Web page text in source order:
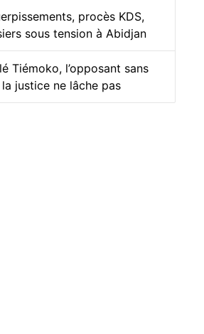
procès KDS,
sous tension à Abidjan
Tiémoko, l’opposant sans
justice ne lâche pas